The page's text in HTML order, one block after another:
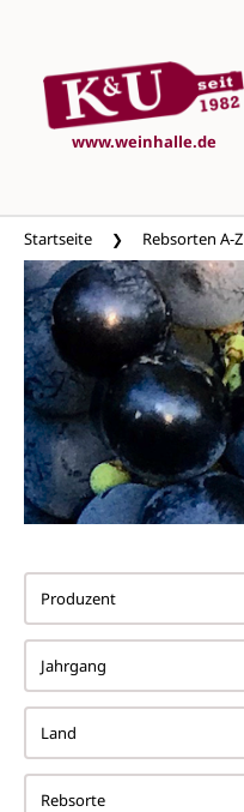
www.weinhalle.de
Startseite Rebsorten A-Z
Produzent
Jahrgang
Land
Rebsorte